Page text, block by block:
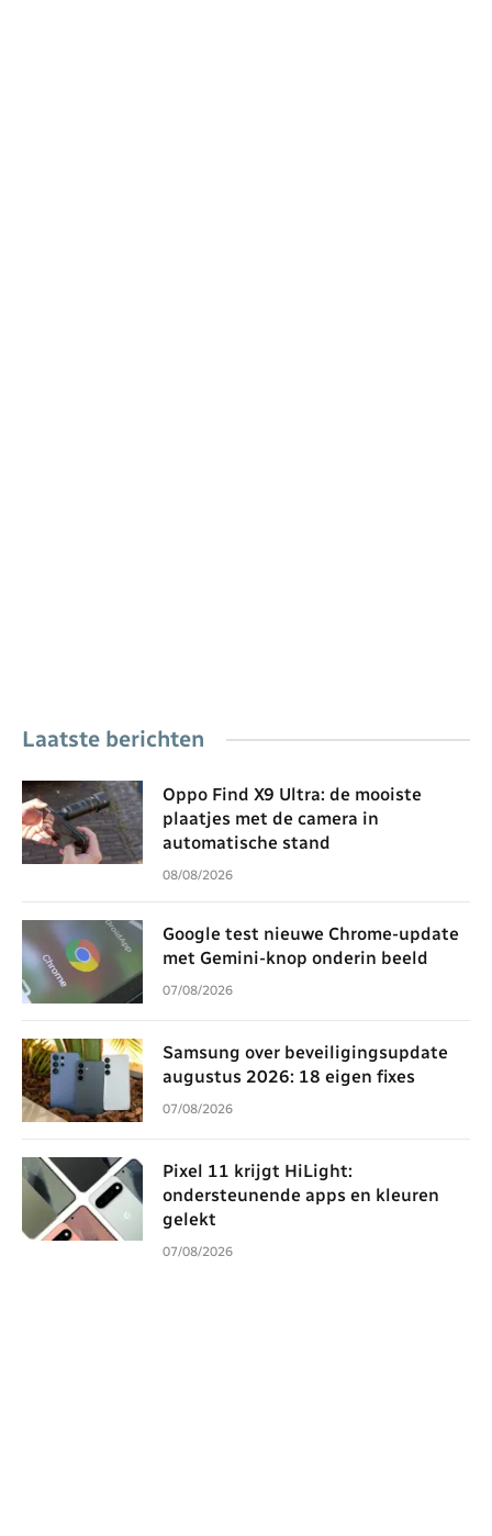
Laatste berichten
Oppo Find X9 Ultra: de mooiste
plaatjes met de camera in
automatische stand
08/08/2026
Google test nieuwe Chrome-update
met Gemini-knop onderin beeld
07/08/2026
Samsung over beveiligingsupdate
augustus 2026: 18 eigen fixes
07/08/2026
Pixel 11 krijgt HiLight:
ondersteunende apps en kleuren
gelekt
07/08/2026